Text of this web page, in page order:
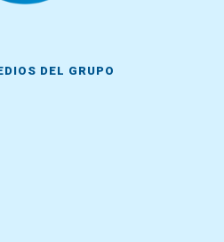
DEL GRUPO